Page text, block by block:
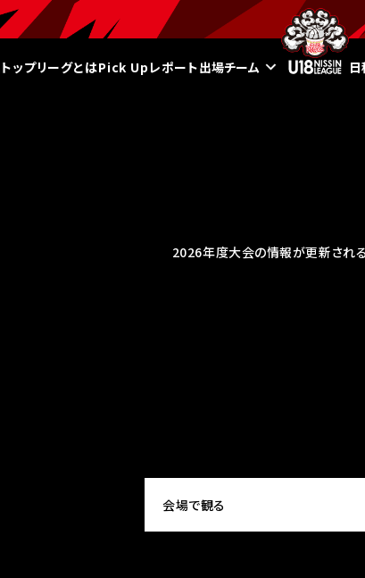
ップリーグとはPick Upレポート出場チーム 日
2026年度大会の情報が更新され
会場で観る